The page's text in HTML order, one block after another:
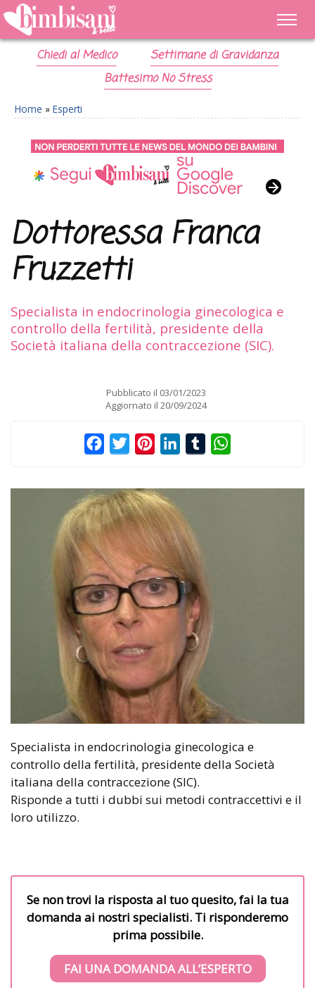
Chiedi al Medico
Settimane di Gravidanza
Battesimo No Stress
Home » Esperti
Dottoressa Franca
Fruzzetti
Specialista in endocrinologia ginecologica e
controllo della fertilità, presidente della
Società italiana della contraccezione (SIC).
Pubblicato il 03/01/2023
Aggiornato il 20/09/2024
FacebookTwitterPinterestLinkedInTumblr
Specialista in endocrinologia ginecologica e
controllo della fertilità, presidente della Società
italiana della contraccezione (SIC).
Risponde a tutti i dubbi sui metodi contraccettivi e il
loro utilizzo.
Se non trovi la risposta al tuo quesito, fai la tua
domanda ai nostri specialisti. Ti risponderemo
prima possibile.
FAI UNA DOMANDA ALL’ESPERTO